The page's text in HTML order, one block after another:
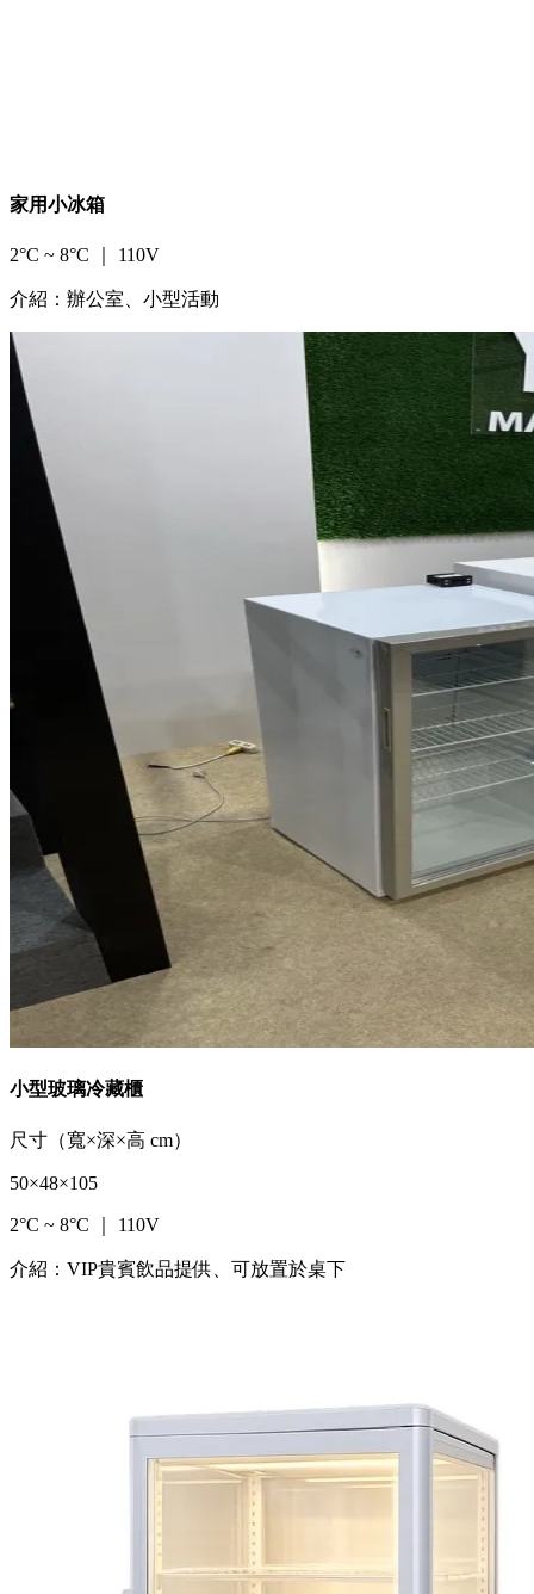
家用小冰箱
2°C ~ 8°C ｜ 110V
介紹：辦公室、小型活動
小型玻璃冷藏櫃
尺寸（寬×深×高 cm）
50×48×105
2°C ~ 8°C ｜ 110V
介紹：VIP貴賓飲品提供、可放置於桌下